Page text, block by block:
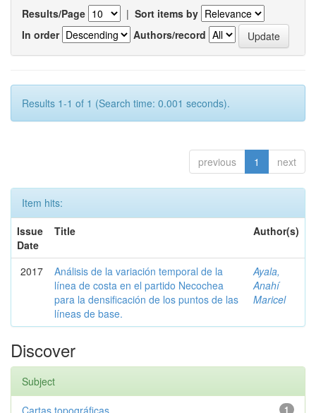
Results/Page | Sort items by
In order
Authors/record
Results 1-1 of 1 (Search time: 0.001 seconds).
previous 1 next
Item hits:
Issue
Date
Title Author(s)
2017
Análisis de la variación temporal de la
línea de costa en el partido Necochea
para la densificación de los puntos de las
líneas de base.
Ayala,
Anahí
Maricel
Discover
Subject
1
Cartas topográficas